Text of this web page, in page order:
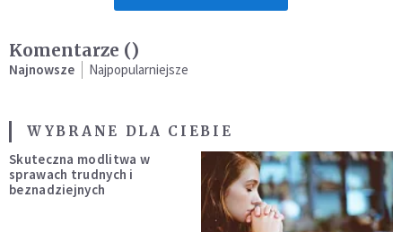
Komentarze ()
Najnowsze Najpopularniejsze
WYBRANE DLA CIEBIE
Skuteczna modlitwa w
sprawach trudnych i
beznadziejnych